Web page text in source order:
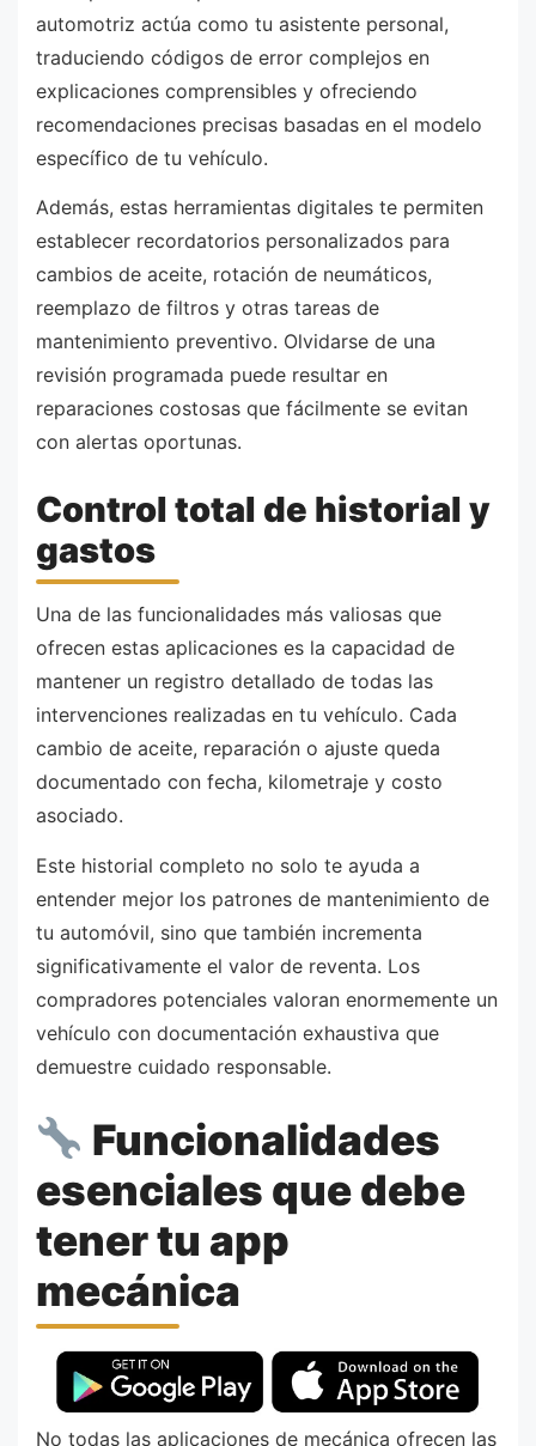
automotriz actúa como tu asistente personal,
traduciendo códigos de error complejos en
explicaciones comprensibles y ofreciendo
recomendaciones precisas basadas en el modelo
específico de tu vehículo.
Además, estas herramientas digitales te permiten
establecer recordatorios personalizados para
cambios de aceite, rotación de neumáticos,
reemplazo de filtros y otras tareas de
mantenimiento preventivo. Olvidarse de una
revisión programada puede resultar en
reparaciones costosas que fácilmente se evitan
con alertas oportunas.
Control total de historial y
gastos
Una de las funcionalidades más valiosas que
ofrecen estas aplicaciones es la capacidad de
mantener un registro detallado de todas las
intervenciones realizadas en tu vehículo. Cada
cambio de aceite, reparación o ajuste queda
documentado con fecha, kilometraje y costo
asociado.
Este historial completo no solo te ayuda a
entender mejor los patrones de mantenimiento de
tu automóvil, sino que también incrementa
significativamente el valor de reventa. Los
compradores potenciales valoran enormemente un
vehículo con documentación exhaustiva que
demuestre cuidado responsable.
Funcionalidades
esenciales que debe
tener tu app
mecánica
No todas las aplicaciones de mecánica ofrecen las